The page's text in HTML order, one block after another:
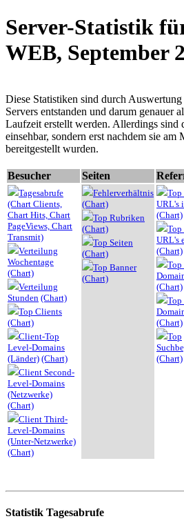
Server-Statistik
WEB, September
Diese Statistiken sind durch
Servers entstanden und darum genauer
Laufzeit erstellt werden. Allerdings sind
einsehbar, sondern erst nachdem sie am
bereitgestellt wurden.
Besucher Seiten
Tagesabrufe
(Chart Clients,
Chart Hits, Chart
PageViews, Chart
Transmit)
Verteilung
Wochentage
(Chart)
Verteilung
Stunden (Chart)
Top Clients
(Chart)
Client-Top
Level-Domains
(Länder) (Chart)
Client Second-
Level-Domains
(Netzwerke)
(Chart)
Client Third-
Level-Domains
(Unter-Netzwerke)
(Chart)
Fehlerverhältnis
(Chart)
Top Rubriken
(Chart)
Top Seiten
(Chart)
Top Banner
(Chart)
Top
URL's
(Chart)
Top
URL's
(Chart)
Top
(Chart)
Top
(Chart)
Top
(Chart)
Statistik Tagesabrufe